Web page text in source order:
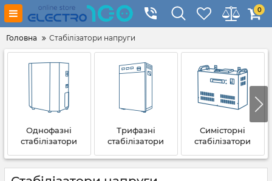
0
Головна Стабілізатори напруги
Однофазні
стабілізатори
Трифазні
стабілізатори
Симісторні
стабілізатори